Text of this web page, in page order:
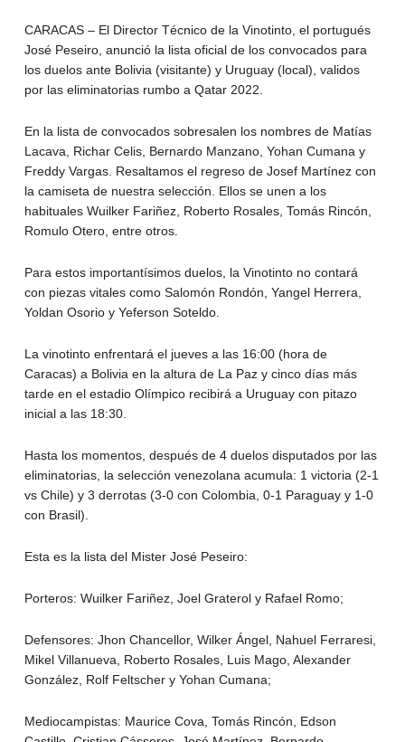
CARACAS – El Director Técnico de la Vinotinto, el portugués
José Peseiro, anunció la lista oficial de los convocados para
los duelos ante Bolivia (visitante) y Uruguay (local), validos
por las eliminatorias rumbo a Qatar 2022.
En la lista de convocados sobresalen los nombres de Matías
Lacava, Richar Celis, Bernardo Manzano, Yohan Cumana y
Freddy Vargas. Resaltamos el regreso de Josef Martínez con
la camiseta de nuestra selección. Ellos se unen a los
habituales Wuilker Fariñez, Roberto Rosales, Tomás Rincón,
Romulo Otero, entre otros.
Para estos importantísimos duelos, la Vinotinto no contará
con piezas vitales como Salomón Rondón, Yangel Herrera,
Yoldan Osorio y Yeferson Soteldo.
La vinotinto enfrentará el jueves a las 16:00 (hora de
Caracas) a Bolivia en la altura de La Paz y cinco días más
tarde en el estadio Olímpico recibirá a Uruguay con pitazo
inicial a las 18:30.
Hasta los momentos, después de 4 duelos disputados por las
eliminatorias, la selección venezolana acumula: 1 victoria (2-1
vs Chile) y 3 derrotas (3-0 con Colombia, 0-1 Paraguay y 1-0
con Brasil).
Esta es la lista del Mister José Peseiro:
Porteros: Wuilker Fariñez, Joel Graterol y Rafael Romo;
Defensores: Jhon Chancellor, Wilker Ángel, Nahuel Ferraresi,
Mikel Villanueva, Roberto Rosales, Luis Mago, Alexander
González, Rolf Feltscher y Yohan Cumana;
Mediocampistas: Maurice Cova, Tomás Rincón, Edson